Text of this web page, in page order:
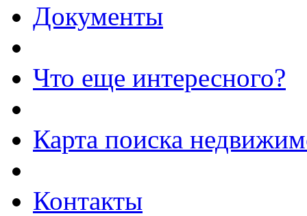
Документы
Что еще интересного?
Карта поиска
Контакты